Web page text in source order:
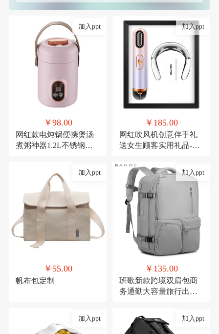
加入ppt
￥98.00
网红款电炖锅便携煲汤
煮粥神器1.2L不锈钢电
加入ppt
￥185.00
网红吹风机创意伴手礼
送女生顾客实用礼品-极
加入ppt
￥55.00
帆布包定制
加入ppt
￥135.00
班歌新款跨境双肩包商
务通勤大容量旅行出差
加入ppt 加入ppt